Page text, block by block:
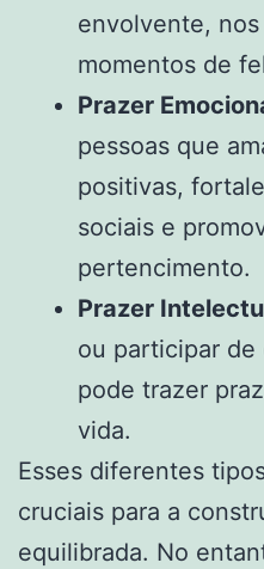
envolvente,
momentos de
Prazer
pessoas que
positivas,
sociais e
pertencimento.
Prazer
ou participar
pode trazer
vida.
Esses diferentes
cruciais para a
equilibrada. No